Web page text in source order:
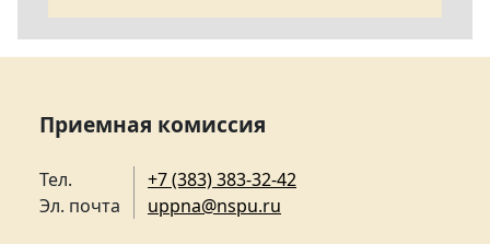
Приемная комиссия
Тел.
Эл. почта
+7 (383) 383-32-42
uppna@nspu.ru